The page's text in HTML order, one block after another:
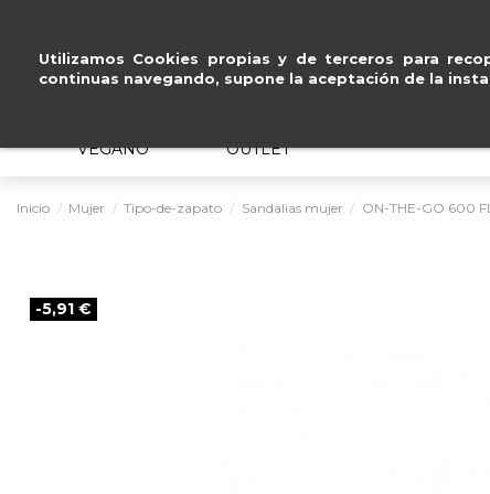
Utilizamos Cookies propias y de terceros para
continuas navegando, supone la aceptación de la
VEGANO OUTLET
Inicio Mujer Tipo-de-zapato Sandalias mujer ON-THE-GO 600
-5,91 €